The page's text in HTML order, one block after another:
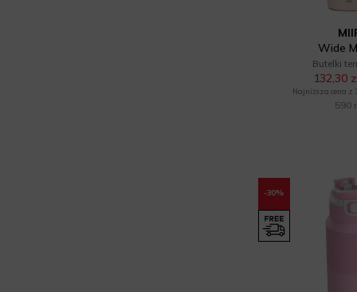
Wide
Butelki
132,30
Najniższa cena z
590
-30%